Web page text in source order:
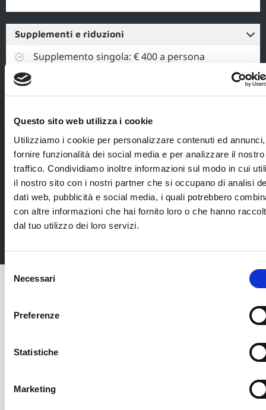
Questo sito web utilizza i cookie
Utilizziamo i cookie per personalizzare contenuti ed
fornire funzionalità dei social media e per analizzare il nostro
traffico. Condividiamo inoltre informazioni sul modo in cui
il nostro sito con i nostri partner che si occupano di analisi
dati web, pubblicità e social media, i quali potrebbero
con altre informazioni che hai fornito loro o che hanno
dal tuo utilizzo dei loro servizi.
Selezione
delNecessari
Preferenze
Statistiche
Marketing
Supplementi e riduzioni
Supplemento singola: € 400 a persona
Riduzione bambini 6/11 anni in camera - rorbu
boreale: € 120 a persona
Passeggiata con le ciaspole con guida in
inglese (durata 3 ore circa): € 155 a persona